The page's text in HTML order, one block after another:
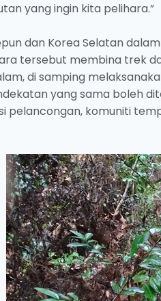
yang ingin kita pelihara.”
dan Korea Selatan
tersebut membina trek
di samping
yang sama boleh
pelancongan, komuniti